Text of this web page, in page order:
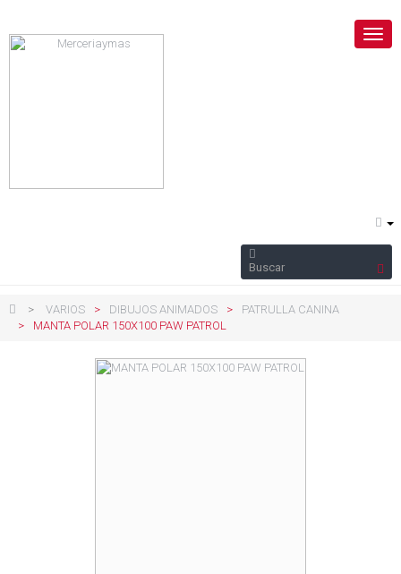
> VARIOS > DIBUJOS ANIMADOS >
PATRULLA CANINA
>
MANTA POLAR 150X100 PAW PATROL